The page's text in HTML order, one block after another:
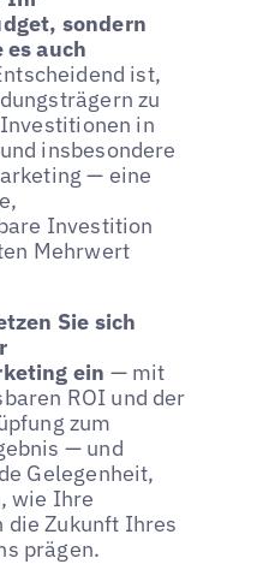
sondern
es auch
ist,
zu
in
insbesondere
— eine
Investition
Mehrwert
Sie sich
ein — mit
ROI und der
zum
— und
Gelegenheit,
wie Ihre
die Zukunft Ihres
prägen.